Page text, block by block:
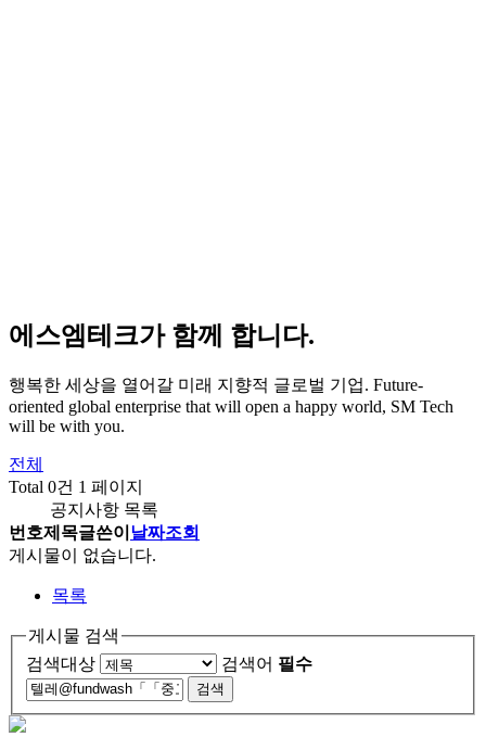
에스엠테크가 함께 합니다.
행복한 세상을 열어갈 미래 지향적 글로벌 기업. Future-
oriented global enterprise that will open a happy world, SM Tech
will be with you.
전체
Total 0건 1 페이지
공지사항 목록
번호제목글쓴이 날짜조회
게시물이 없습니다.
목록
게시물 검색
검색대상
검색어 필수